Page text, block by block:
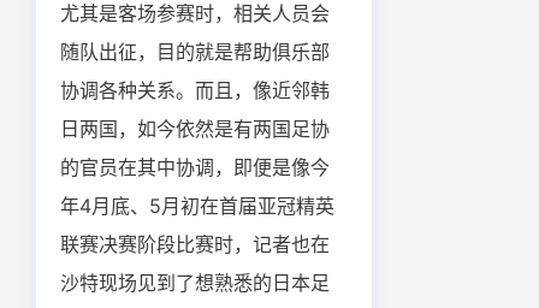
尤其是客场参赛时，相关人员会
随队出征，目的就是帮助俱乐部
协调各种关系。而且，像近邻韩
日两国，如今依然是有两国足协
的官员在其中协调，即便是像今
年4月底、5月初在首届亚冠精英
联赛决赛阶段比赛时，记者也在
沙特现场见到了想熟悉的日本足